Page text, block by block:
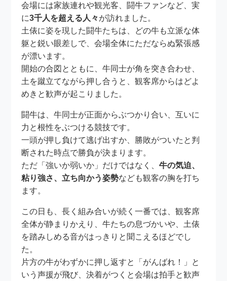
会場には家族連れや観光客、闘牛ファンなど、実
に3千人を超える人々が訪れました。
土俵に姿を現した闘牛たちは、どの牛も立派な体
躯と鋭い眼差しで、会場全体にただならぬ緊張感
が漂います。
開始の合図とともに、牛同士が角を突き合わせ、
土を蹴立てながら押し合うと、観客席からはどよ
めきと歓声が起こりました。
闘牛は、牛同士が正面からぶつかり合い、互いに
力と根性をぶつける競技です。
一頭が押し負けて逃げ出すか、勝敗がついたと判
断された時点で勝負が決まります。
ただ「強いか弱いか」だけではなく、牛の気迫、
粘り強さ、立ち向かう姿勢なども観客の胸を打ち
ます。
この日も、長く組み合いが続く一番では、観客席
全体が静まりかえり、牛たちの息づかいや、土俵
を踏みしめる音がはっきりと聞こえるほどでし
た。
片方の牛がわずかに押し返すと「がんばれ！」と
いう声援が飛び、決着がつくと会場は拍手と歓声